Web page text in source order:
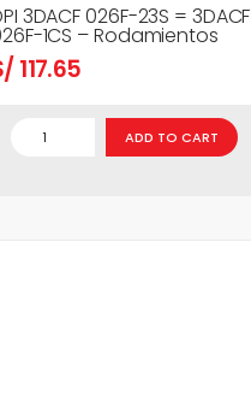
3DACF 026F-23S = 3DACF
1CS – Rodamientos
117.65
ADD TO CART